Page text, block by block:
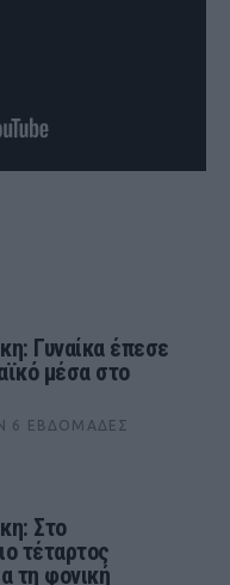
Γυναίκα έπεσε
μέσα στο
6 ΕΒΔΟΜΆΔΕΣ
Στο
τέταρτος
τη φονική